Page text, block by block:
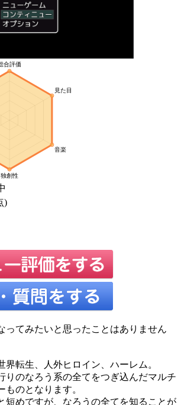
)
ってみたいと思ったことはありません
界転生、人外ヒロイン、ハーレム。
りのなろう系の全てをつぎ込んだマルチ
ものとなります。
短めですが、なろうの全てを知ることが